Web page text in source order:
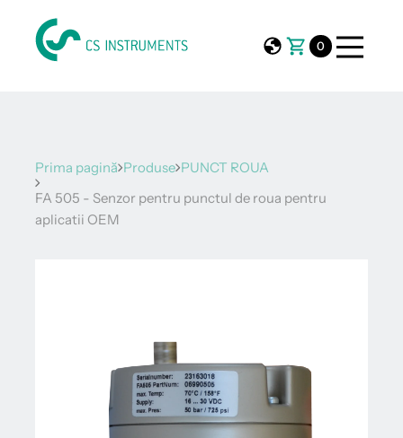
0
Prima pagină Produse PUNCT ROUA
FA 505 - Senzor pentru punctul de roua pentru
aplicatii OEM